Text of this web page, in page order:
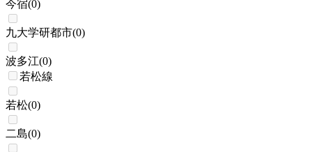
今宿(0)
九大学研都市(0)
波多江(0)
若松線
若松(0)
二島(0)